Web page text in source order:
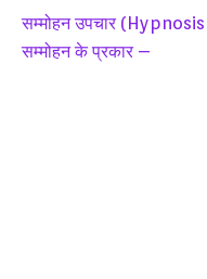
सम्मोहन उपचार
सम्मोहन के प्रकार –